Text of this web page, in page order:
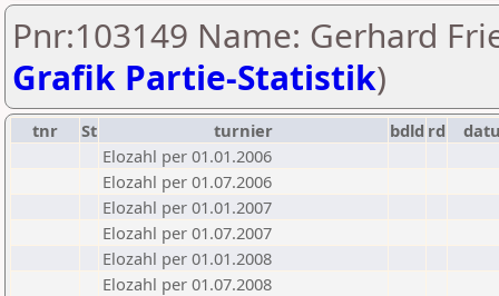
Pnr:103149 Name: Gerhard
Grafik Partie-Statistik)
tnr St turnier bdld rd
Elozahl per 01.01.2006
Elozahl per 01.07.2006
Elozahl per 01.01.2007
Elozahl per 01.07.2007
Elozahl per 01.01.2008
Elozahl per 01.07.2008